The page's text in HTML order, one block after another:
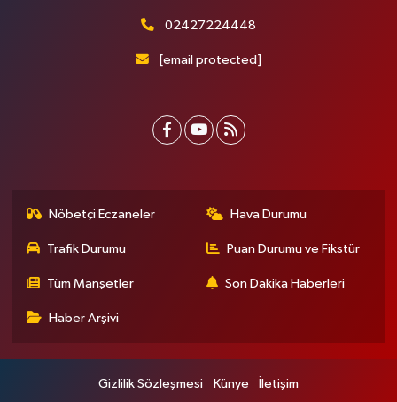
02427224448
[email protected]
Nöbetçi Eczaneler Hava Durumu
Trafik Durumu Puan Durumu ve Fikstür
Tüm Manşetler Son Dakika Haberleri
Haber Arşivi
Gizlilik Sözleşmesi Künye İletişim